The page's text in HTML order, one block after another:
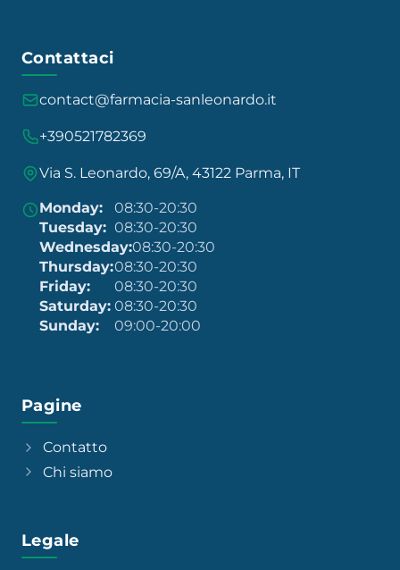
Contattaci
contact@farmacia-sanleonardo.it
+390521782369
Via S. Leonardo, 69/A, 43122 Parma, IT
Monday:
08:30-20:30
Tuesday: 08:30-20:30
Wednesday:08:30-20:30
Thursday:08:30-20:30
Friday:
08:30-20:30
Saturday: 08:30-20:30
Sunday:
09:00-20:00
Pagine
Contatto
Chi siamo
Legale